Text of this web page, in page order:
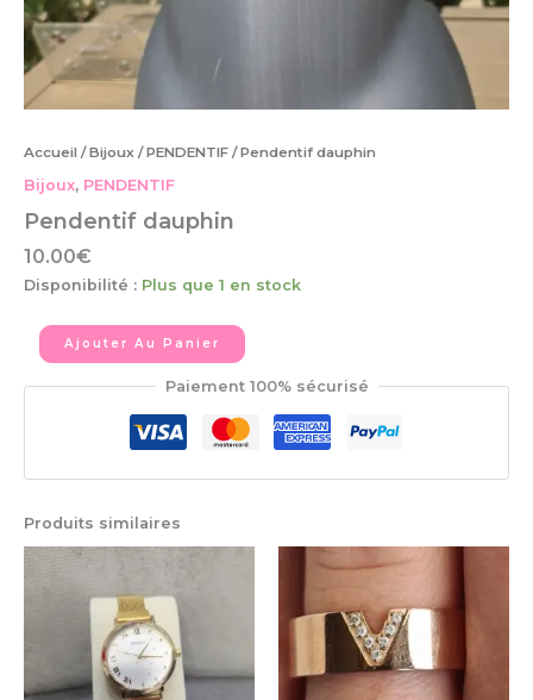
Accueil /Bijoux /PENDENTIF / Pendentif dauphin
Bijoux, PENDENTIF
Pendentif dauphin
10.00€
Disponibilité : Plus que 1 en stock
Ajouter Au Panier
Paiement 100% sécurisé
Produits similaires